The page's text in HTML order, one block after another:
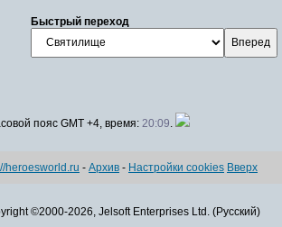
Быстрый переход
пояс GMT +4, время: 20:09.
heroesworld.ru - Архив - Настройки cookies Вверх
©2000-2026, Jelsoft Enterprises Ltd. (Русский)